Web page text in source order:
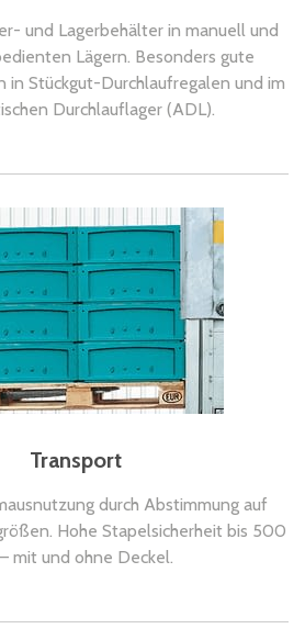
und Lagerbehälter in manuell und
Lägern. Besonders gute
in Stückgut-Durchlaufregalen und im
Durchlauflager (ADL).
Transport
durch Abstimmung auf
Hohe Stapelsicherheit bis 500
mit und ohne Deckel.